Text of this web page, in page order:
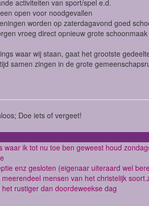
activiteiten van sport/spel e.d.
open voor noodgevallen
worden op zaterdagavond goed
vroeg direct opnieuw grote schoonmaak
waar wij staan, gaat het grootste
samen zingen in de grote
Doe iets of vergeet!
waar ik tot nu toe ben geweest houd
enz gesloten (eigenaar uiteraard wel
mensen van het christelijk
rustiger dan doordeweekse dag